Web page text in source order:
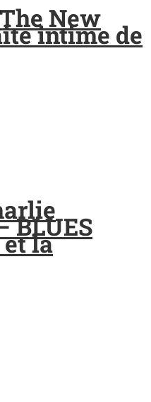
New
intime de
BLUES
la